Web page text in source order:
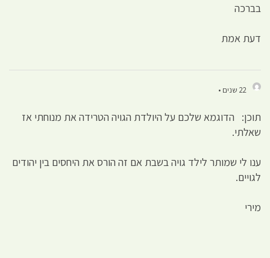
בברכה
דעת אמת
22 שנים •
תוכן: הדוגמא שלכם על היולדת הגויה הטרידה את מנוחתי אז
שאלתי.
ענו לי שמותר לילד גויה בשבת אם זה הורס את היחסים בין יהודים
לגויים.
מירי